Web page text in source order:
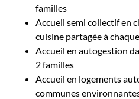
familles
Accueil semi collectif en
cuisine partagée à
Accueil en autogestion
2 familles
Accueil en logements
communes